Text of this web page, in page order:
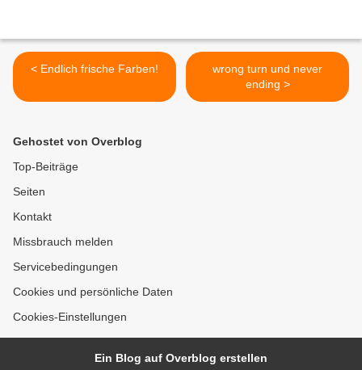
< Endlich frische Farben!
wrong turn und never
ending >
Gehostet von Overblog
Top-Beiträge
Seiten
Kontakt
Missbrauch melden
Servicebedingungen
Cookies und persönliche Daten
Cookies-Einstellungen
Ein Blog auf Overblog erstellen